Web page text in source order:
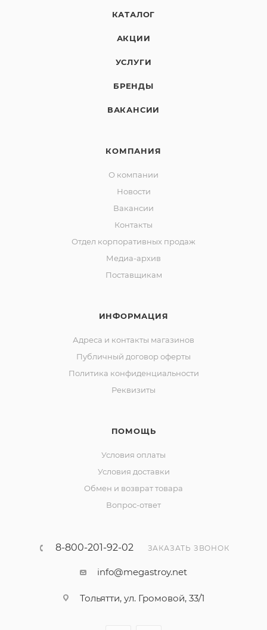
КАТАЛОГ
АКЦИИ
УСЛУГИ
БРЕНДЫ
ВАКАНСИИ
КОМПАНИЯ
О компании
Новости
Вакансии
Контакты
Отдел корпоративных продаж
Медиа-архив
Поставщикам
ИНФОРМАЦИЯ
Адреса и контакты магазинов
Публичный договор оферты
Политика конфиденциальности
Реквизиты
ПОМОЩЬ
Условия оплаты
Условия доставки
Обмен и возврат товара
Вопрос-ответ
8-800-201-92-02 ЗАКАЗАТЬ ЗВОНОК
info@megastroy.net
Тольятти, ул. Громовой, 33/1